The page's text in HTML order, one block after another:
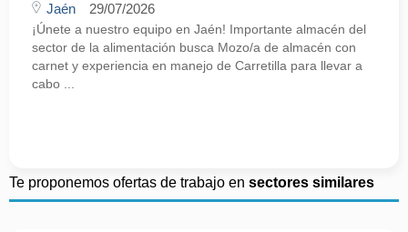
Jaén 29/07/2026
¡Únete a nuestro equipo en Jaén! Importante almacén del
sector de la alimentación busca Mozo/a de almacén con
carnet y experiencia en manejo de Carretilla para llevar a
cabo ...
Te proponemos ofertas de trabajo en sectores similares